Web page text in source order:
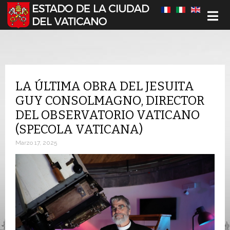
Seleccione su idioma
LA ÚLTIMA OBRA DEL JESUITA
GUY CONSOLMAGNO, DIRECTOR
DEL OBSERVATORIO VATICANO
(SPECOLA VATICANA)
Marzo 17, 2025